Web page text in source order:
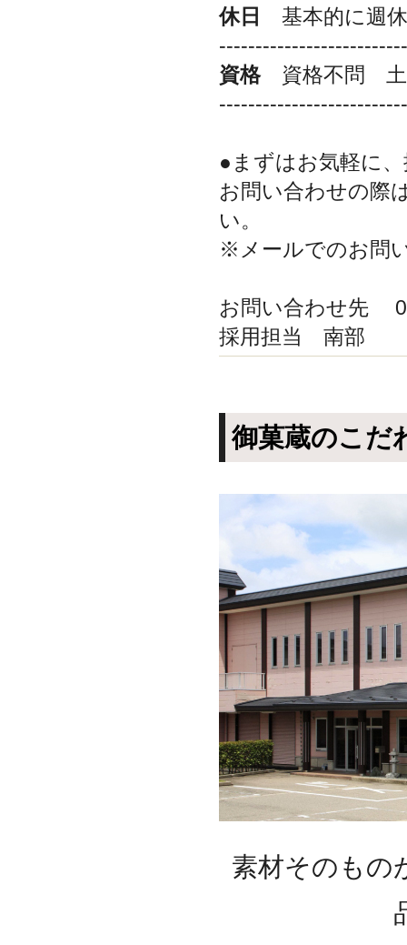
休日
基本的に週
資格 資格不問 土
●まずはお気軽に
お問い合わせの際
い。
※メールでのお問
お問い合わせ先
採用担当 南部
御菓蔵のこだ
素材そのもの